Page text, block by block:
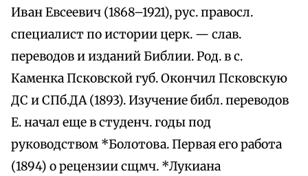
Иван Евсеевич (1868–1921), рус. правосл.
специалист по истории церк. — слав.
переводов и изданий Библии. Род. в с.
Каменка Псковской губ. Окончил Псковскую
ДС и СПб.ДА (1893). Изучение библ. переводов
Е. начал еще в студенч. годы под
руководством *Болотова. Первая его работа
(1894) о рецензии сщмч. *Лукиана